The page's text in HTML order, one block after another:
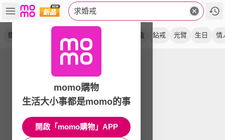
求婚戒
鑽戒 珠寶盒 鉆戒 光臂 生日 情
momo購物
生活大小事都是momo的事
開啟「momo購物」APP